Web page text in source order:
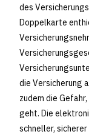
des
Doppelkarte
die Versicherung
zudem die
geht. Die
schneller,